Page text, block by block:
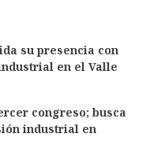
su presencia con
en el Valle
congreso; busca
industrial en